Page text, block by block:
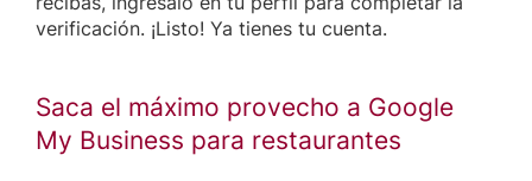
verificación. ¡Listo! Ya tienes tu cuenta.
Saca el máximo provecho a Google
My Business para restaurantes